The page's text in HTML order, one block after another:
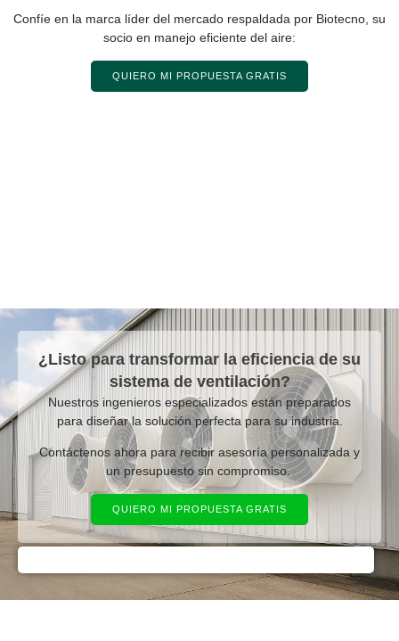
Confíe en la marca líder del mercado respaldada por Biotecno, su
socio en manejo eficiente del aire:
QUIERO MI PROPUESTA GRATIS
¿Listo para transformar la eficiencia de su
sistema de ventilación?
Nuestros ingenieros especializados están preparados
para diseñar la solución perfecta para su industria.
Contáctenos ahora para recibir asesoría personalizada y
un presupuesto sin compromiso.
QUIERO MI PROPUESTA GRATIS